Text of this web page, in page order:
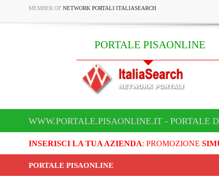
MEMBER OF NETWORK PORTALI ITALIASEARCH
PORTALE PISAONLINE
WWW.PORTALE.PISAONLINE.IT - PORTALE
INSERISCI LA TUA AZIENDA: PROMOZIONE
PORTALE PISAONLINE